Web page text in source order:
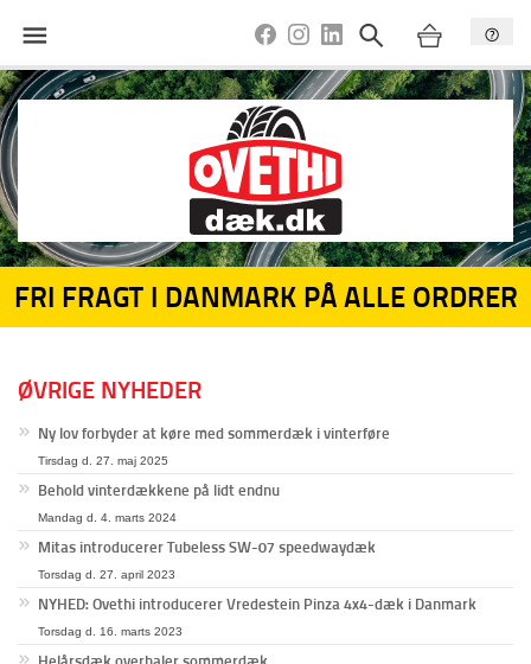
FRI FRAGT I DANMARK PÅ ALLE ORDRER
ØVRIGE NYHEDER
Ny lov forbyder at køre med sommerdæk i vinterføre
Tirsdag d. 27. maj 2025
Behold vinterdækkene på lidt endnu
Mandag d. 4. marts 2024
Mitas introducerer Tubeless SW-07 speedwaydæk
Torsdag d. 27. april 2023
NYHED: Ovethi introducerer Vredestein Pinza 4x4-dæk i Danmark
Torsdag d. 16. marts 2023